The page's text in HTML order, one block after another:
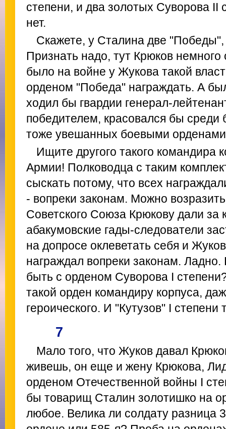
степени, и два золотых Суворова II
нет.
Скажете, у Сталина две "Победы",
Признать надо, тут Крюков
было на войне у Жукова такой
орденом "Победа" награждать. А
ходил бы гвардии генерал-
победителем, красовался бы среди
тоже увешанных боевыми
Ищите другого такого командира
Армии! Полководца с таким
сыскать потому, что всех
- вопреки законам. Можно
Советского Союза Крюкову дали за
абакумовские гады-следователи
на допросе оклеветать себя и
награждал вопреки законам.
быть с орденом Суворова I
такой орден командиру корпуса,
героического. И "Кутузов" I
7
Мало того, что Жуков давал
живешь, он еще и жену Крюкова,
орденом Отечественной войны I
бы товарищ Сталин золотишко на
любое. Велика ли солдату разница